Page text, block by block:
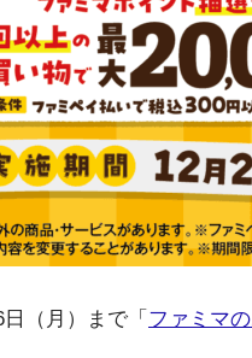
（月）まで「 ファミマ